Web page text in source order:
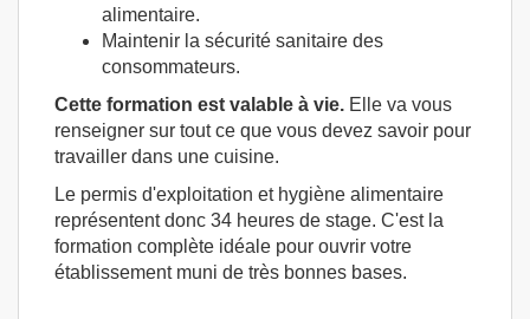
alimentaire.
Maintenir la sécurité sanitaire des
consommateurs.
Cette formation est valable à vie. Elle va vous
renseigner sur tout ce que vous devez savoir pour
travailler dans une cuisine.
Le permis d'exploitation et hygiène alimentaire
représentent donc 34 heures de stage. C'est la
formation complète idéale pour ouvrir votre
établissement muni de très bonnes bases.